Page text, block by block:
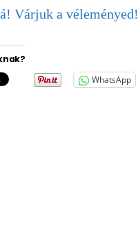
Várjuk a véleményed!
WhatsApp